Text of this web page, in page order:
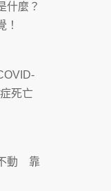
展歷程與
健康好禮
什麼？
！
死亡
不動 靠